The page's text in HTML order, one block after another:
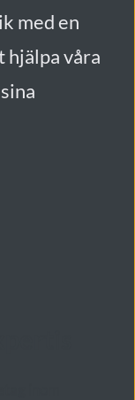
med en
hjälpa våra